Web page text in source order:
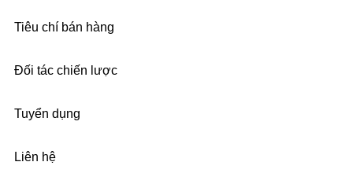
Tiêu chí bán hàng
Đối tác chiến lược
Tuyển dụng
Liên hệ